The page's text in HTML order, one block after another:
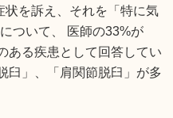
状を訴え、それを「特に気
ついて、 医師の33%が
ある疾患として回答してい
臼」、「肩関節脱臼」が多